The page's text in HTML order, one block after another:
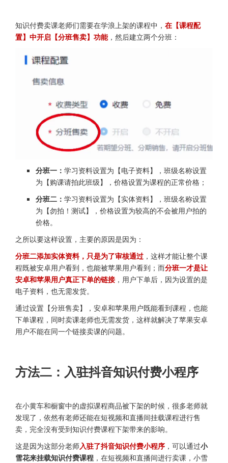
知识付费卖课老师们需要在学浪上架的课程中， 在【课程配
置】中开启【分班售卖】功能，然后建立两个分班：
分班一： 学习资料设置为【电子资料】，班级名称设置
为【购课请拍此班级】，价格设置为课程的正常价格；
分班二： 学习资料设置为【实体资料】，班级名称设置
为【勿拍！测试】，价格设置为较高的不会被用户拍的
价格。
之所以要这样设置，主要的原因是因为：
分班二添加实体资料，只是为了审核通过 ，这样才能让整个课
程既被安卓用户看到，也能被苹果用户看到；而分班一才是让
安卓和苹果用户真正下单的链接 ，用户下单后，因为设置的是
电子资料，也无需发货。
通过设置【分班售卖】，安卓和苹果用户既能看到课程，也能
下单课程，同时卖课老师也无需发货，这样就解决了苹果安卓
用户不能在同一个链接卖课的问题。
方法二：入驻抖音知识付费小程序
在小黄车和橱窗中的虚拟课程商品被下架的时候，很多老师就
发现了，依然有老师还能在短视频和直播间挂载课程进行售
卖，完全没有受到知识付费课程下架带来的影响。
这是因为这部分老师入驻了抖音知识付费小程序 ，可以通过小
雪花来挂载知识付费课程 ，在短视频和直播间进行卖课，小雪